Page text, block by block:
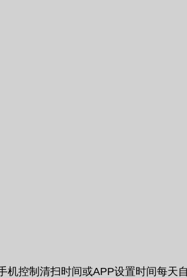
控制清扫时间或APP设置时间每天